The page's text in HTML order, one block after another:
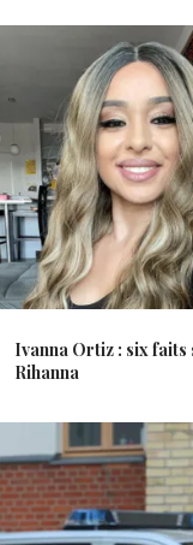
Ivanna Ortiz : six
Rihanna